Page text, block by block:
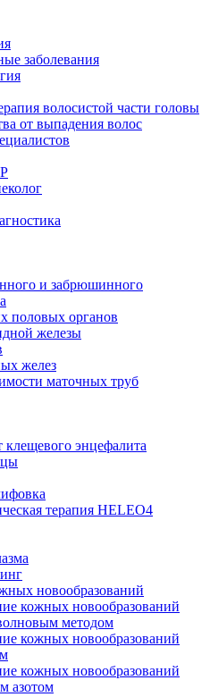
заболевания
волосистой части головы
от выпадения волос
и забрюшинного
половых органов
железы
желез
маточных труб
энцефалита
терапия HELEO4
новообразований
кожных новообразований
методом
кожных новообразований
кожных новообразований
азотом